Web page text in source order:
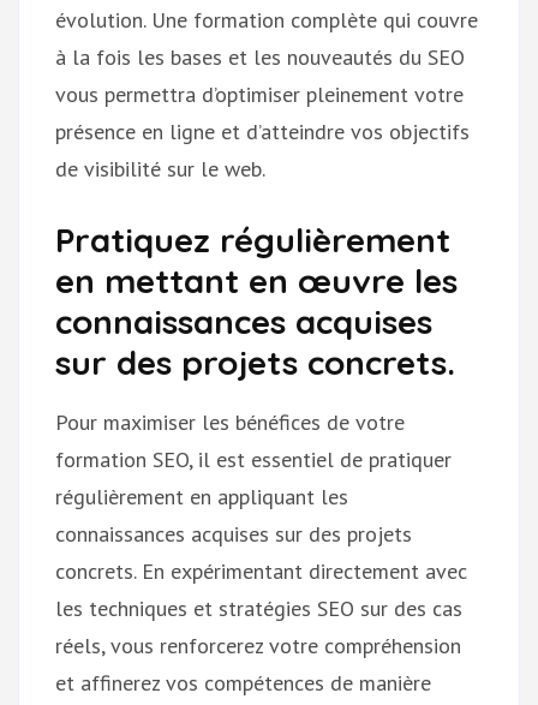
évolution. Une formation complète qui couvre
à la fois les bases et les nouveautés du SEO
vous permettra d’optimiser pleinement votre
présence en ligne et d’atteindre vos objectifs
de visibilité sur le web.
Pratiquez régulièrement
en mettant en œuvre les
connaissances acquises
sur des projets concrets.
Pour maximiser les bénéfices de votre
formation SEO, il est essentiel de pratiquer
régulièrement en appliquant les
connaissances acquises sur des projets
concrets. En expérimentant directement avec
les techniques et stratégies SEO sur des cas
réels, vous renforcerez votre compréhension
et affinerez vos compétences de manière